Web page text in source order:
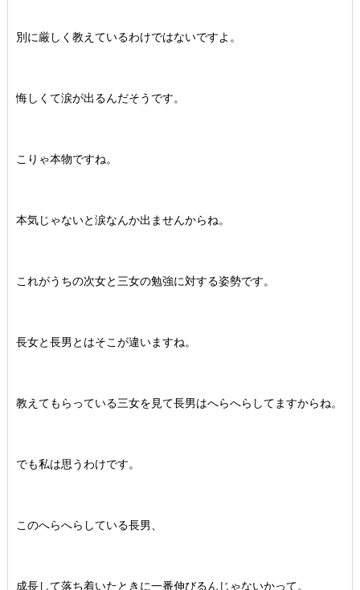
別に厳しく教えているわけではないですよ。
悔しくて涙が出るんだそうです。
こりゃ本物ですね。
本気じゃないと涙なんか出ませんからね。
これがうちの次女と三女の勉強に対する姿勢です。
長女と長男とはそこが違いますね。
教えてもらっている三女を見て長男はへらへらしてますからね。
でも私は思うわけです。
このへらへらしている長男、
成長して落ち着いたときに一番伸びるんじゃないかって。